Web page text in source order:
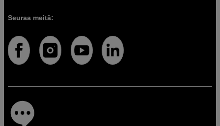
Seuraa meitä: